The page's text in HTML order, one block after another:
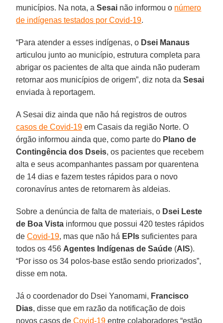
municípios. Na nota, aSesai não informou o número
de indígenas testados por Covid-19.
“Para atender a esses indígenas, o Dsei Manaus
articulou junto ao município, estrutura completa para
abrigar os pacientes de alta que ainda não puderam
retornar aos municípios de origem”, diz nota daSesai
enviada à reportagem.
A Sesai diz ainda que não há registros de outros
casos de Covid-19 em Casais da região Norte. O
órgão informou ainda que, como parte do Plano de
Contingência dos Dseis, os pacientes que recebem
alta e seus acompanhantes passam por quarentena
de 14 dias e fazem testes rápidos para o novo
coronavírus antes de retornarem às aldeias.
Sobre a denúncia de falta de materiais, o Dsei Leste
de Boa Vista informou que possui 420 testes rápidos
deCovid-19, mas que não há EPIs suficientes para
todos os 456 Agentes Indígenas de Saúde (AIS).
“Por isso os 34 polos-base estão sendo priorizados”,
disse em nota.
Já o coordenador do Dsei Yanomami, Francisco
Dias, disse que em razão da notificação de dois
novos casos deCovid-19 entre colaboradores “estão